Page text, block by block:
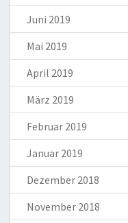
Juni 2019
Mai 2019
April 2019
März 2019
Februar 2019
Januar 2019
Dezember 2018
November 2018